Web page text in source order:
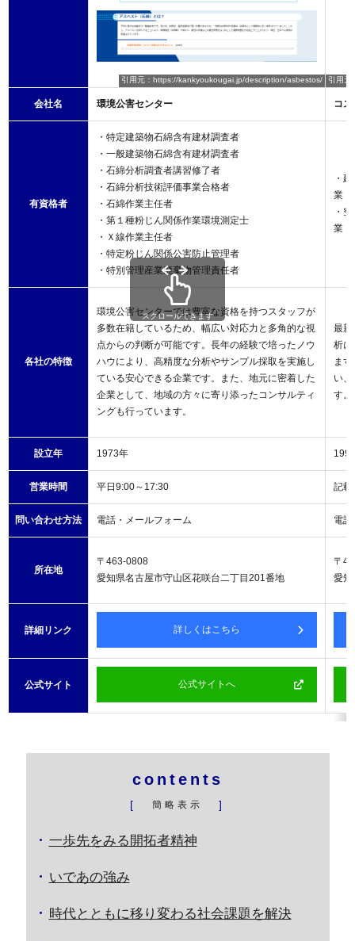
引用元：https://kankyoukougai.jp/description/asbestos/ 引用元
会社名 環境公害センター コ
有資格者
・特定建築物石綿含有建材調査者
・一般建築物石綿含有建材調査者
・石綿分析調査者講習修了者
・石綿分析技術評価事業合格者
・石綿作業主任者
・第１種粉じん関係作業環境測定士
・Ｘ線作業主任者
・特定粉じん関係公害防止管理者
・特別管理産業廃棄物管理責任者
・
業
・
業
各社の特徴
環境公害センターでは豊富な資格を持つスタッフが
多数在籍しているため、幅広い対応力と多角的な視
点からの判断が可能です。長年の経験で培ったノウ
ハウにより、高精度な分析やサンプル採取を実施し
ている安心できる企業です。また、地元に密着した
企業として、地域の方々に寄り添ったコンサルティ
ングも行っています。
最新
析に
ま
い
す。
設立年 1973年
営業時間 平日9:00～17:30 記載
問い合わせ方法 電話・メールフォーム 電
所在地
〒463-0808
愛知県名古屋市守山区花咲台二丁目201番地
〒
愛知
詳細リンク 詳しくはこちら
公式サイト 公式サイトへ
スクロールできます
contents
[ 簡略表示 ]
一歩先をみる開拓者精神
いであの強み
時代とともに移り変わる社会課題を解決